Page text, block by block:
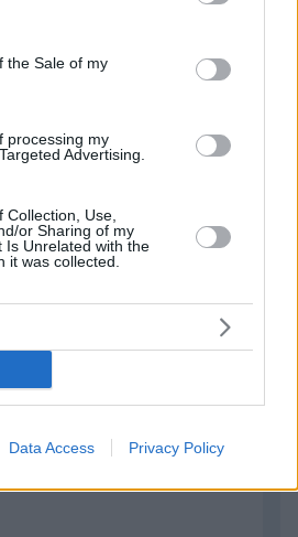
Google and its third-party tags to
specified purposes in below Google
the Sale of my
processing my
Advertising.
Use,
or Sharing of my
Is Unrelated with the
it was collected.
Data Access Privacy Policy